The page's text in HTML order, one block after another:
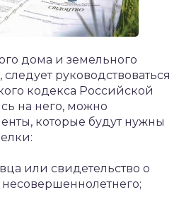
дома и земельного
следует руководствоваться
кодекса Российской
на него, можно
которые будут нужны
или свидетельство о